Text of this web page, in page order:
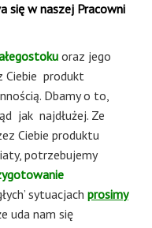
się w naszej Pracowni
oraz jego
Ciebie produkt
Dbamy o to,
jak najdłużej. Ze
Ciebie produktu
potrzebujemy
sytuacjach prosimy
uda nam się